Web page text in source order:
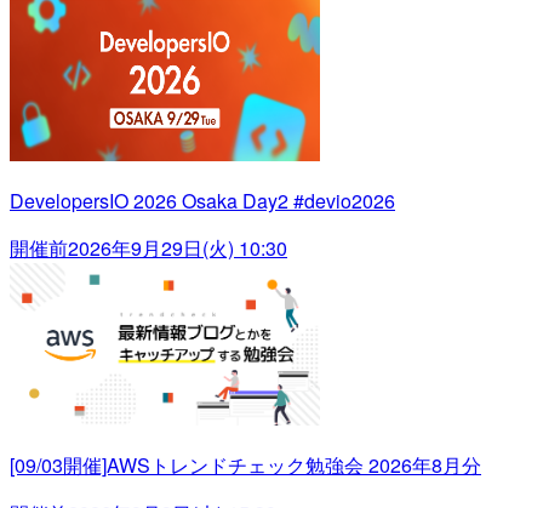
DevelopersIO 2026 Osaka Day2 #devio2026
開催前2026年9月29日(火) 10:30
[09/03開催]AWSトレンドチェック勉強会 2026年8月分